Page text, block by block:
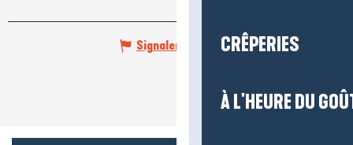
CRÊPERIES
À L'HEURE DU
Signaler une erreur